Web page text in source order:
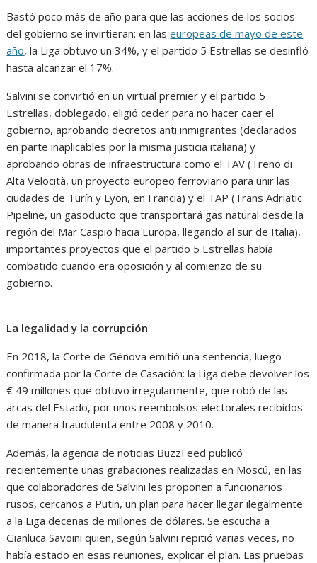
Bastó poco más de año para que las acciones de los socios
del gobierno se invirtieran: en laseuropeas de mayo de este
año, la Liga obtuvo un 34%, y el partido 5 Estrellas se desinfló
hasta alcanzar el 17%.
Salvini se convirtió en un virtual premier y el partido 5
Estrellas, doblegado, eligió ceder para no hacer caer el
gobierno, aprobando decretos anti inmigrantes (declarados
en parte inaplicables por la misma justicia italiana) y
aprobando obras de infraestructura como el TAV (Treno di
Alta Velocità, un proyecto europeo ferroviario para unir las
ciudades de Turín y Lyon, en Francia) y el TAP (Trans Adriatic
Pipeline, un gasoducto que transportará gas natural desde la
región del Mar Caspio hacia Europa, llegando al sur de Italia),
importantes proyectos que el partido 5 Estrellas había
combatido cuando era oposición y al comienzo de su
gobierno.
La legalidad y la corrupción
En 2018, la Corte de Génova emitió una sentencia, luego
confirmada por la Corte de Casación: la Liga debe devolver los
€ 49 millones que obtuvo irregularmente, que robó de las
arcas del Estado, por unos reembolsos electorales recibidos
de manera fraudulenta entre 2008 y 2010.
Además, la agencia de noticias BuzzFeed publicó
recientemente unas grabaciones realizadas en Moscú, en las
que colaboradores de Salvini les proponen a funcionarios
rusos, cercanos a Putin, un plan para hacer llegar ilegalmente
a la Liga decenas de millones de dólares. Se escucha a
Gianluca Savoini quien, según Salvini repitió varias veces, no
había estado en esas reuniones, explicar el plan. Las pruebas